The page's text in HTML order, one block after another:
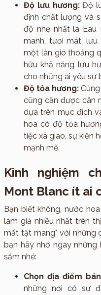
Độ lưu hương:Độ
định chất lượng và
độ nhẹ nhất là Eau
manh, tươi mát, lưu
một làn gió thoảng
hữu khả năng lưu
cho những ai yêu sự
Độ tỏa hương:
cũng cần được cân
dựa trên mục đích
hoa có độ tỏa
tiệc xã giao, sự kiện
mạnh mẽ.
Kinh nghiệm
Mont Blanc ít ai
Bạn biết không, nước
làm giả nhiều nhất trên
mất tật mang" với những
bạn hãy nhớ ngay những
sắm nhé:
Chọn địa điểm
những nơi có sự